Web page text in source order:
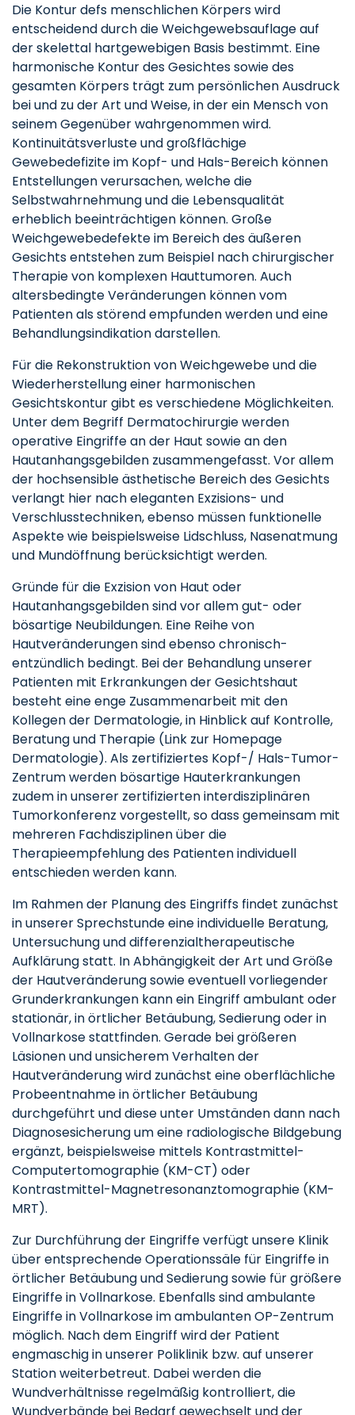
Die Kontur defs menschlichen Körpers wird
entscheidend durch die Weichgewebsauflage auf
der skelettal hartgewebigen Basis bestimmt. Eine
harmonische Kontur des Gesichtes sowie des
gesamten Körpers trägt zum persönlichen Ausdruck
bei und zu der Art und Weise, in der ein Mensch von
seinem Gegenüber wahrgenommen wird.
Kontinuitätsverluste und großflächige
Gewebedefizite im Kopf- und Hals-Bereich können
Entstellungen verursachen, welche die
Selbstwahrnehmung und die Lebensqualität
erheblich beeinträchtigen können. Große
Weichgewebedefekte im Bereich des äußeren
Gesichts entstehen zum Beispiel nach chirurgischer
Therapie von komplexen Hauttumoren. Auch
altersbedingte Veränderungen können vom
Patienten als störend empfunden werden und eine
Behandlungsindikation darstellen.
Für die Rekonstruktion von Weichgewebe und die
Wiederherstellung einer harmonischen
Gesichtskontur gibt es verschiedene Möglichkeiten.
Unter dem Begriff Dermatochirurgie werden
operative Eingriffe an der Haut sowie an den
Hautanhangsgebilden zusammengefasst. Vor allem
der hochsensible ästhetische Bereich des Gesichts
verlangt hier nach eleganten Exzisions- und
Verschlusstechniken, ebenso müssen funktionelle
Aspekte wie beispielsweise Lidschluss, Nasenatmung
und Mundöffnung berücksichtigt werden.
Gründe für die Exzision von Haut oder
Hautanhangsgebilden sind vor allem gut- oder
bösartige Neubildungen. Eine Reihe von
Hautveränderungen sind ebenso chronisch-
entzündlich bedingt. Bei der Behandlung unserer
Patienten mit Erkrankungen der Gesichtshaut
besteht eine enge Zusammenarbeit mit den
Kollegen der Dermatologie, in Hinblick auf Kontrolle,
Beratung und Therapie (Link zur Homepage
Dermatologie). Als zertifiziertes Kopf-/ Hals-Tumor-
Zentrum werden bösartige Hauterkrankungen
zudem in unserer zertifizierten interdisziplinären
Tumorkonferenz vorgestellt, so dass gemeinsam mit
mehreren Fachdisziplinen über die
Therapieempfehlung des Patienten individuell
entschieden werden kann.
Im Rahmen der Planung des Eingriffs findet zunächst
in unserer Sprechstunde eine individuelle Beratung,
Untersuchung und differenzialtherapeutische
Aufklärung statt. In Abhängigkeit der Art und Größe
der Hautveränderung sowie eventuell vorliegender
Grunderkrankungen kann ein Eingriff ambulant oder
stationär, in örtlicher Betäubung, Sedierung oder in
Vollnarkose stattfinden. Gerade bei größeren
Läsionen und unsicherem Verhalten der
Hautveränderung wird zunächst eine oberflächliche
Probeentnahme in örtlicher Betäubung
durchgeführt und diese unter Umständen dann nach
Diagnosesicherung um eine radiologische Bildgebung
ergänzt, beispielsweise mittels Kontrastmittel-
Computertomographie (KM-CT) oder
Kontrastmittel-Magnetresonanztomographie (KM-
MRT).
Zur Durchführung der Eingriffe verfügt unsere Klinik
über entsprechende Operationssäle für Eingriffe in
örtlicher Betäubung und Sedierung sowie für größere
Eingriffe in Vollnarkose. Ebenfalls sind ambulante
Eingriffe in Vollnarkose im ambulanten OP-Zentrum
möglich. Nach dem Eingriff wird der Patient
engmaschig in unserer Poliklinik bzw. auf unserer
Station weiterbetreut. Dabei werden die
Wundverhältnisse regelmäßig kontrolliert, die